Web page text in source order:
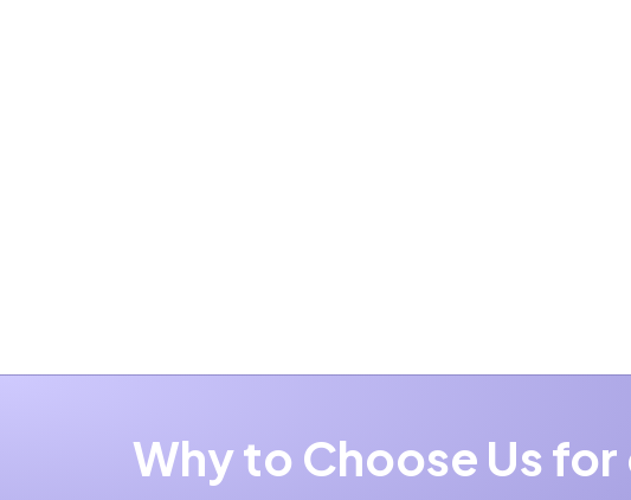
Why to Choose Us